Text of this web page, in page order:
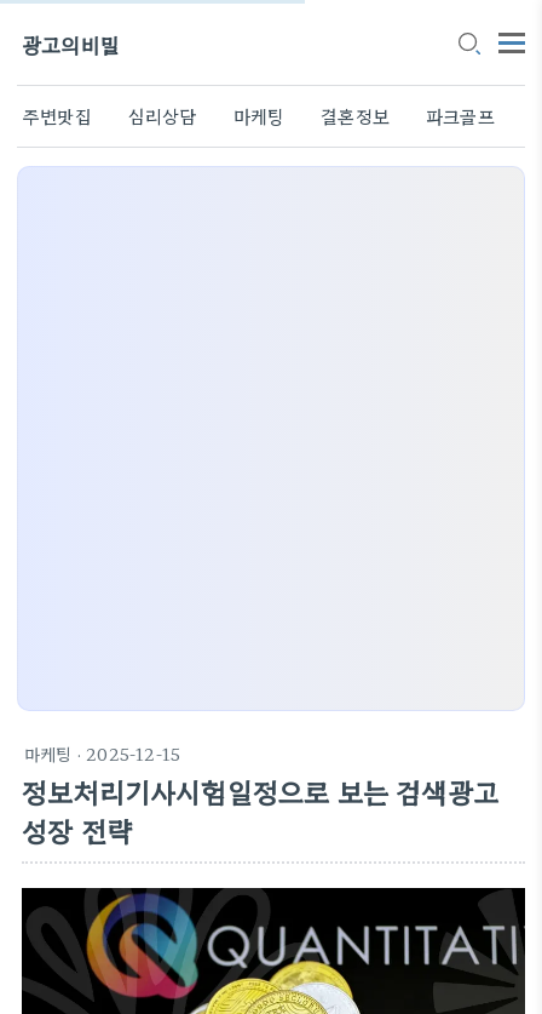
광고의비밀
주변맛집 심리상담 마케팅 결혼정보 파크골프
마케팅 · 2025-12-15
정보처리기사시험일정으로 보는 검색광고
성장 전략